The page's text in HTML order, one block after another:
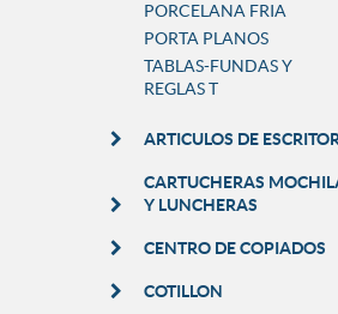
PORCELANA FRIA
PORTA PLANOS
TABLAS-FUNDAS Y
REGLAS T
ARTICULOS DE
CARTUCHERAS
Y LUNCHERAS
CENTRO DE COPIADOS
COTILLON